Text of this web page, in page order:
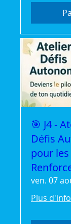
🎯 J4 -
Défis
pour
ven. 07
Plus